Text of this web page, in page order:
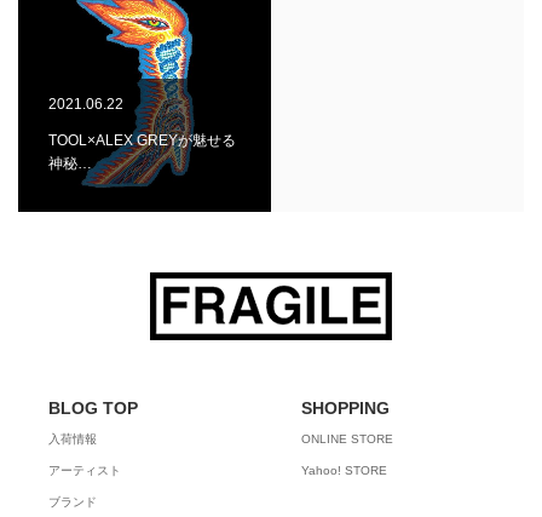
2021.06.22
TOOL×ALEX GREYが魅せる
神秘…
BLOG TOP
入荷情報
アーティスト
ブランド
SHOPPING
ONLINE STORE
Yahoo! STORE